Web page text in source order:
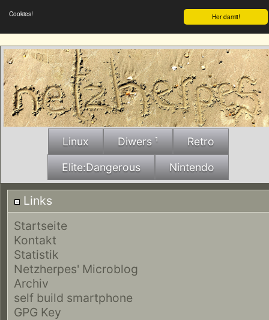
Her damit!
Cookies!
Linux Diwers ¹ Retro
Elite:Dangerous Nintendo
Links
Startseite
Kontakt
Statistik
Netzherpes' Microblog
Archiv
self build smartphone
GPG Key